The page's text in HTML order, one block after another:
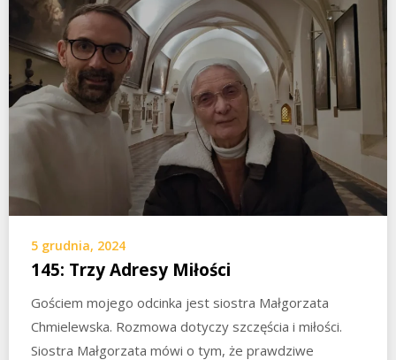
5 grudnia, 2024
145: Trzy Adresy Miłości
Gościem mojego odcinka jest siostra Małgorzata
Chmielewska. Rozmowa dotyczy szczęścia i miłości.
Siostra Małgorzata mówi o tym, że prawdziwe